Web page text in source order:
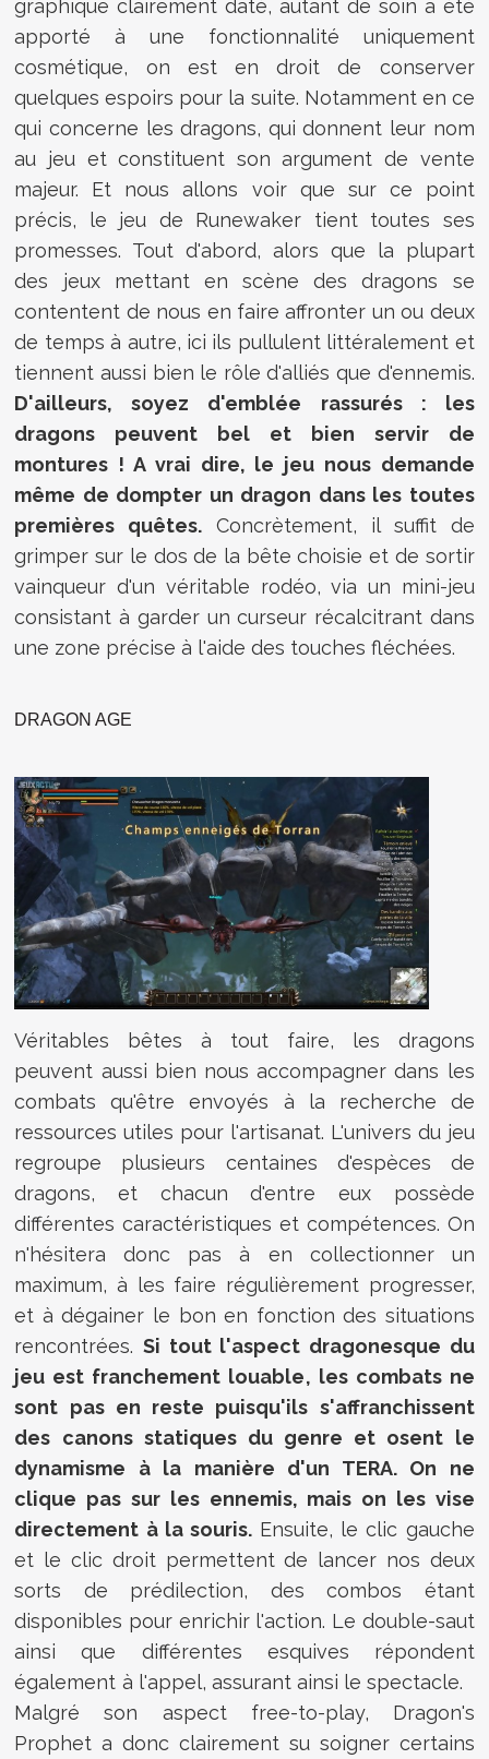
graphique clairement daté, autant de soin a été
apporté à une fonctionnalité uniquement
cosmétique, on est en droit de conserver
quelques espoirs pour la suite. Notamment en ce
qui concerne les dragons, qui donnent leur nom
au jeu et constituent son argument de vente
majeur. Et nous allons voir que sur ce point
précis, le jeu de Runewaker tient toutes ses
promesses. Tout d'abord, alors que la plupart
des jeux mettant en scène des dragons se
contentent de nous en faire affronter un ou deux
de temps à autre, ici ils pullulent littéralement et
tiennent aussi bien le rôle d'alliés que d'ennemis.
D'ailleurs, soyez d'emblée rassurés : les
dragons peuvent bel et bien servir de
montures ! A vrai dire, le jeu nous demande
même de dompter un dragon dans les toutes
premières quêtes. Concrètement, il suffit de
grimper sur le dos de la bête choisie et de sortir
vainqueur d'un véritable rodéo, via un mini-jeu
consistant à garder un curseur récalcitrant dans
une zone précise à l'aide des touches fléchées.
DRAGON AGE
Véritables bêtes à tout faire, les dragons
peuvent aussi bien nous accompagner dans les
combats qu'être envoyés à la recherche de
ressources utiles pour l'artisanat. L'univers du jeu
regroupe plusieurs centaines d'espèces de
dragons, et chacun d'entre eux possède
différentes caractéristiques et compétences. On
n'hésitera donc pas à en collectionner un
maximum, à les faire régulièrement progresser,
et à dégainer le bon en fonction des situations
rencontrées.Si tout l'aspect dragonesque du
jeu est franchement louable, les combats ne
sont pas en reste puisqu'ils s'affranchissent
des canons statiques du genre et osent le
dynamisme à la manière d'un TERA. On ne
clique pas sur les ennemis, mais on les vise
directement à la souris.Ensuite, le clic gauche
et le clic droit permettent de lancer nos deux
sorts de prédilection, des combos étant
disponibles pour enrichir l'action. Le double-saut
ainsi que différentes esquives répondent
également à l'appel, assurant ainsi le spectacle.
Malgré son aspect free-to-play, Dragon's
Prophet a donc clairement su soigner certains